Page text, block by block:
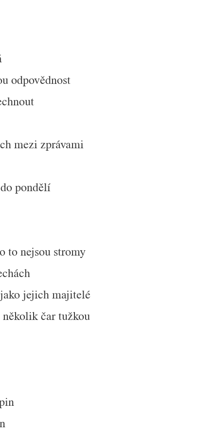
odpovědnost
mezi zprávami
pondělí
to nejsou stromy
jejich majitelé
čar tužkou